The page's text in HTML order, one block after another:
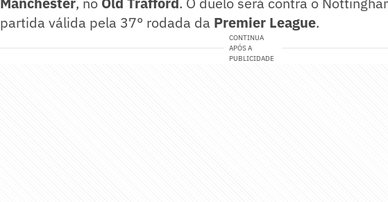
partida válida pela 37° rodada da Premier League.
CONTINUA
APÓS A
PUBLICIDADE